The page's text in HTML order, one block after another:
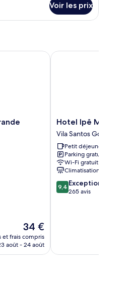
Voir les prix
Le
nouveau
prix
34 €
et frais compris
août - 24 août
Hotel
Ipê
MS
Vila
Santos
Gomes
Hotel Ipê MS
Vila Santos Gomes
Petit déjeuner gratuit
Parking gratuit
Wi-Fi gratuit
Climatisation
9.4
sur
9,4 Exceptionnel
265 avis
Hotel Ipê MS